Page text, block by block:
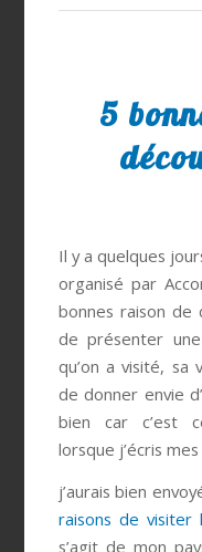
5
Il y a quelques
organisé par
bonnes raison de
de présenter une
qu’on a visité, sa
de donner envie
bien car c’est
lorsque j’écris
j’aurais bien
raisons de visiter
s’agit de mon